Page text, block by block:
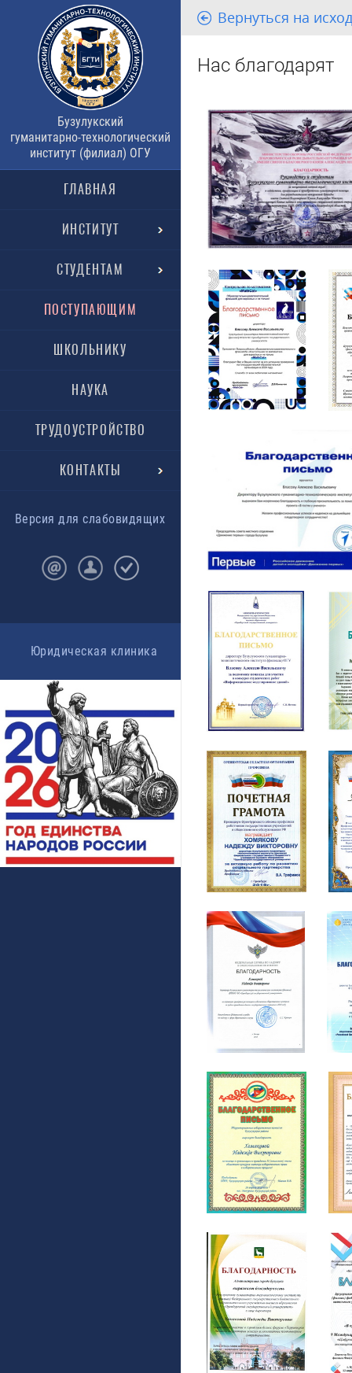
Бузулукский
гуманитарно-технологический
институт (филиал) ОГУ
ГЛАВНАЯ
ИНСТИТУТ
СТУДЕНТАМ
ПОСТУПАЮЩИМ
ШКОЛЬНИКУ
НАУКА
ТРУДОУСТРОЙСТВО
КОНТАКТЫ
Версия для слабовидящих
Юридическая клиника
Вернуться на
Нас благодарят